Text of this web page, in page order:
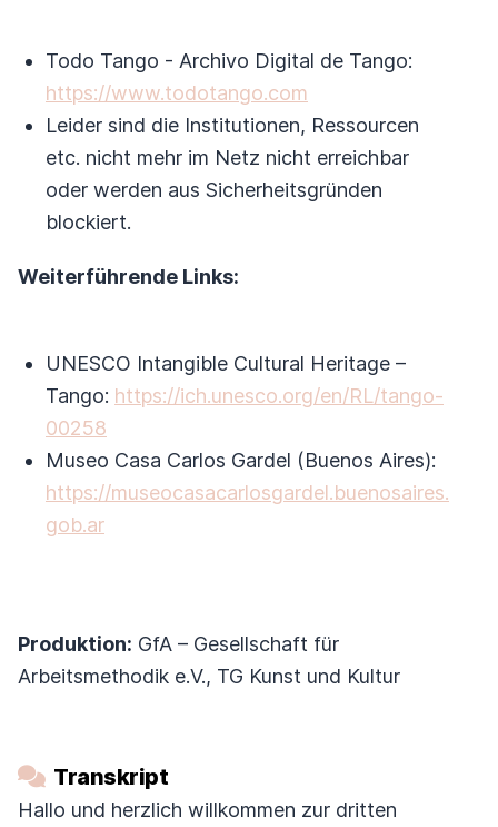
Todo Tango - Archivo Digital de Tango:
https://www.todotango.com
Leider sind die Institutionen, Ressourcen
etc. nicht mehr im Netz nicht erreichbar
oder werden aus Sicherheitsgründen
blockiert.
Weiterführende Links:
UNESCO Intangible Cultural Heritage –
Tango: https://ich.unesco.org/en/RL/tango-
00258
Museo Casa Carlos Gardel (Buenos Aires):
https://museocasacarlosgardel.buenosaires.
gob.ar
Produktion: GfA – Gesellschaft für
Arbeitsmethodik e.V., TG Kunst und Kultur
Transkript
Hallo und herzlich willkommen zur dritten